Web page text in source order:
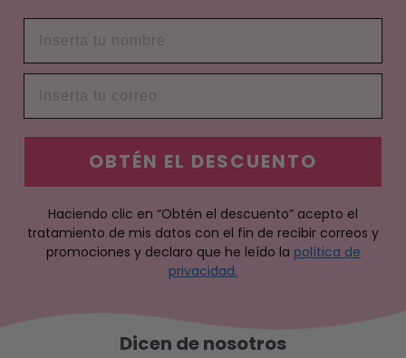
OBTÉN EL DESCUENTO
Haciendo clic en “Obtén el descuento” acepto el
tratamiento de mis datos con el fin de recibir correos y
promociones y declaro que he leído la política de
privacidad.
Dicen de nosotros